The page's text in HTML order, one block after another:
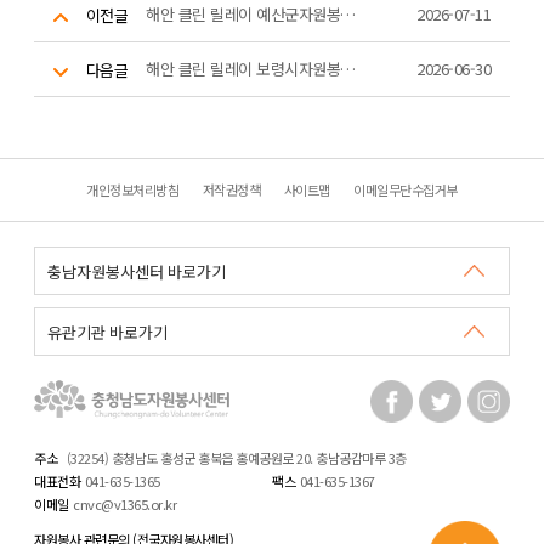
이전글 해안 클린 릴레이 예산군자원봉사센터 활동 2026-07-11
다음글 해안 클린 릴레이 보령시자원봉사센터 활동 2026-06-30
개인정보처리방침 저작권정책 사이트맵 이메일무단수집거부
주소 (32254) 충청남도 홍성군 홍북읍 홍예공원로 20. 충남공감마루 3층
대표전화 041-635-1365 팩스 041-635-1367
이메일 cnvc@v1365.or.kr
자원봉사 관련문의 (전국자원봉사센터)